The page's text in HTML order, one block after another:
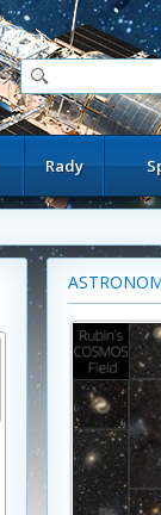
Rady